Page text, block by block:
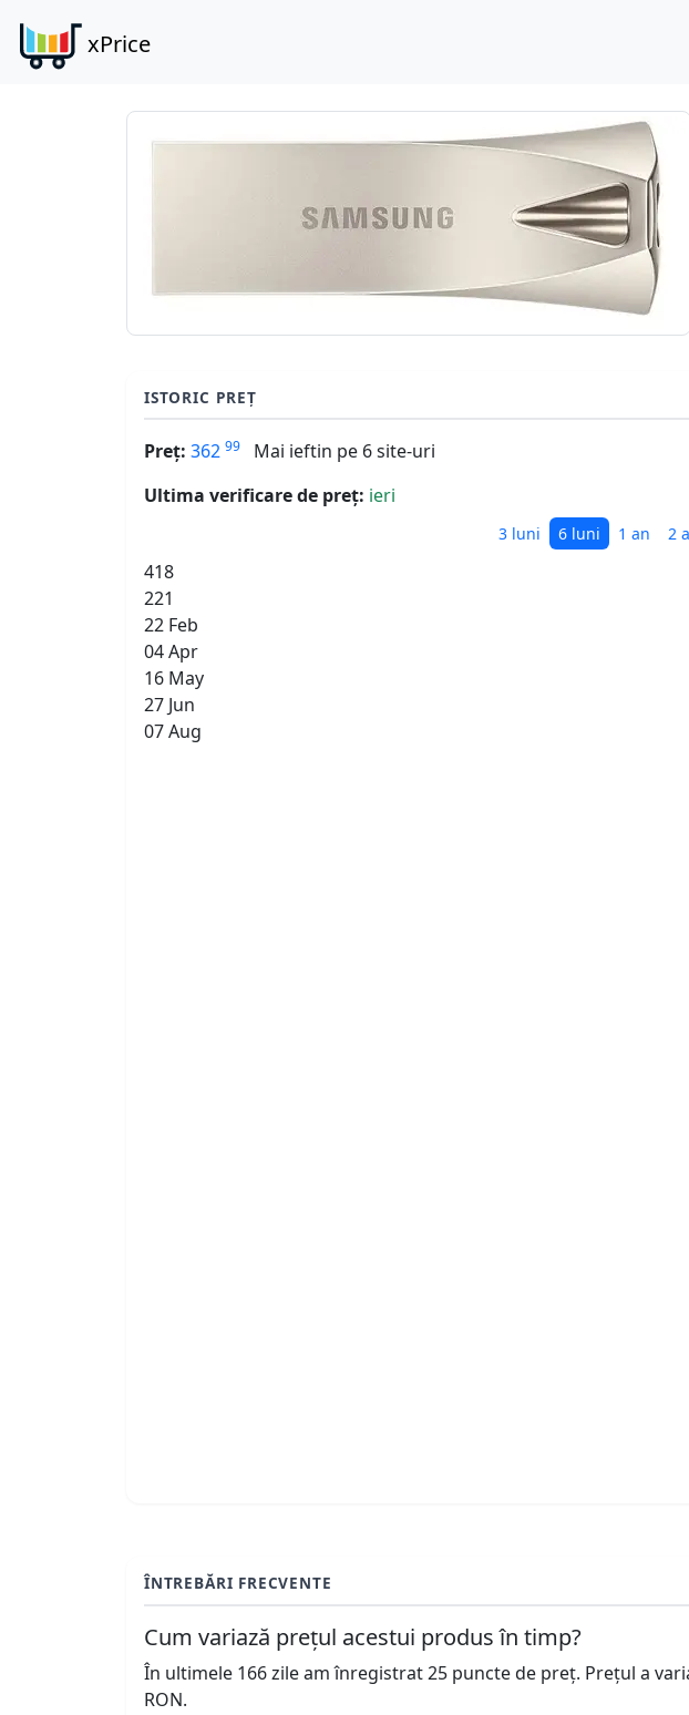
xPrice
ISTORIC PREȚ
Preț: 362 99
Mai ieftin pe 6 site-uri
Ultima verificare de preț: ieri
3 luni 6 luni 1 an 2
418
221
22 Feb
04 Apr
16 May
27 Jun
07 Aug
ÎNTREBĂRI FRECVENTE
Cum variază prețul acestui produs în timp?
În ultimele 166 zile am înregistrat 25 puncte de preț. Prețul a
RON.